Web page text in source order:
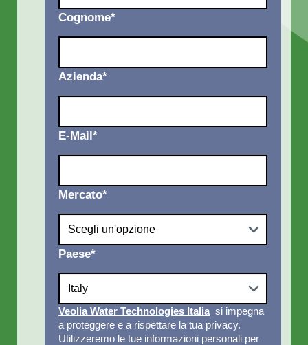
Cognome*
Azienda*
E-Mail*
Mercato*
Paese*
Veolia Water Technologies Italia si impegna
a proteggere e a rispettare la tua privacy.
Utilizzeremo le tue informazioni personali per